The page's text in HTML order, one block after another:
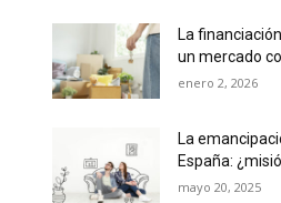
La
un mercado
enero 2, 2026
La
España:
mayo 20, 2025